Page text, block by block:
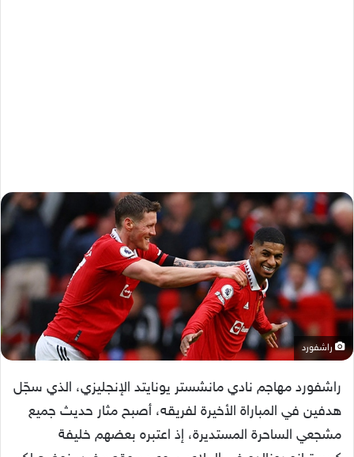
راشفورد
راشفورد مهاجم نادي مانشستر يونايتد الإنجليزي، الذي سجّل
هدفين في المباراة الأخيرة لفريقه، أصبح مثار حديث جميع
مشجعي الساحرة المستديرة، إذ اعتبره بعضهم خليفة